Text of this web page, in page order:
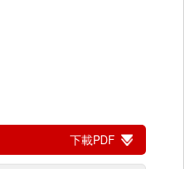
下載PDF